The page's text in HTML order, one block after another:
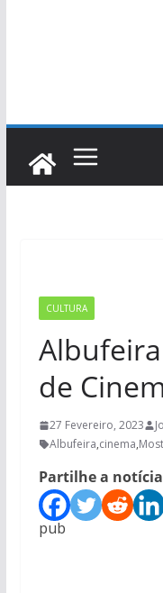
CULTURA
de
27 Fevereiro, 2023
Albufeira,cinema,
Partilhe a notícia
pub